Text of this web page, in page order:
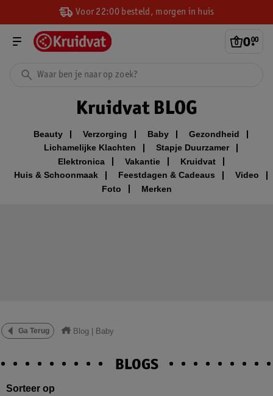
Voor 22:00 besteld, morgen in huis
0.
00
Kruidvat BLOG
Beauty Verzorging Baby
Gezondheid
Lichamelijke Klachten
Stapje Duurzamer
Elektronica
Vakantie
Kruidvat
Huis & Schoonmaak
Feestdagen & Cadeaus
Video
Foto
Merken
Ga Terug Blog Baby
BLOGS
Sorteer op